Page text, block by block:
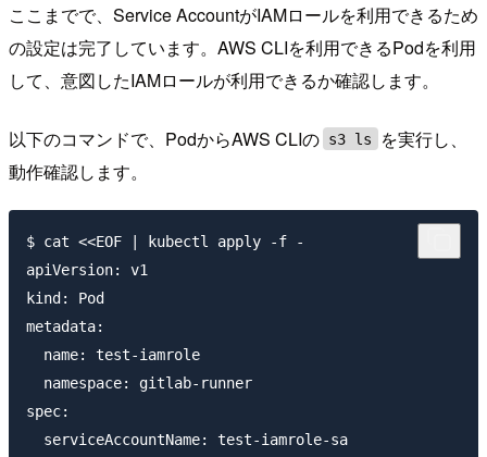
ここまでで、Service AccountがIAMロールを利用できるため
の設定は完了しています。AWS CLIを利用できるPodを利用
して、意図したIAMロールが利用できるか確認します。
以下のコマンドで、PodからAWS CLIの s3 ls
を実行し、
動作確認します。
$ cat <<EOF | kubectl apply -f -
apiVersion: v1
kind: Pod
metadata:
  name: test-iamrole
  namespace: gitlab-runner
spec:
  serviceAccountName: test-iamrole-sa